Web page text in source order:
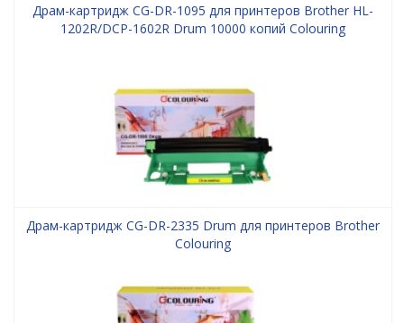
Драм-картридж CG-DR-1095 для принтеров Brother HL-
1202R/DCP-1602R Drum 10000 копий Colouring
Драм-картридж CG-DR-2335 Drum для принтеров Brother
Colouring